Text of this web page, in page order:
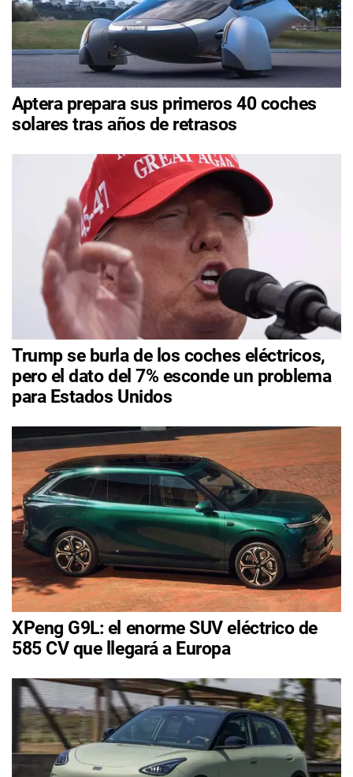
Aptera prepara sus primeros 40 coches
solares tras años de retrasos
Trump se burla de los coches eléctricos,
pero el dato del 7% esconde un problema
para Estados Unidos
XPeng G9L: el enorme SUV eléctrico de
585 CV que llegará a Europa